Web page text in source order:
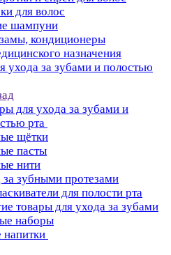
для волос
шампуни
кондиционеры
назначения
ухода за зубами и полостью
для ухода за зубами и
рта
щётки
пасты
нити
за зубными протезами
для полости рта
товары для ухода за зубами
наборы
напитки